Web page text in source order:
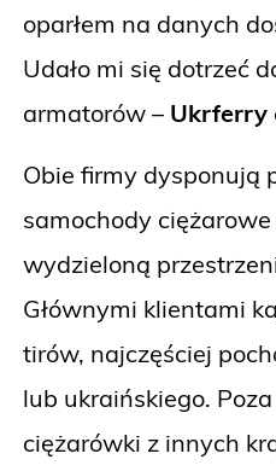
oparłem na danych
Udało mi się dotrzeć
armatorów – Ukrferry
Obie firmy dysponują
samochody
wydzieloną
Głównymi klientami
tirów, najczęściej
lub ukraińskiego.
ciężarówki z innych